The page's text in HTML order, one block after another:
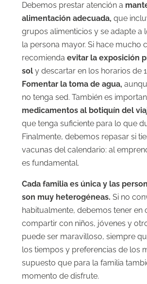
Debemos prestar atención a
alimentación adecuada, que
grupos alimenticios y se adapte a
la persona mayor. Si hace mucho
recomienda evitar la exposición
soly descartar en los horarios de
Fomentar la toma de agua,
no tenga sed. También es
medicamentos al botiquín del
que tenga suficiente para lo que
Finalmente, debemos repasar si
vacunas del calendario: al
es fundamental.
Cada familia es única y las
son muy heterogéneas. Si no
habitualmente, debemos tener en
compartir con niños, jóvenes y
puede ser maravilloso, siempre
los tiempos y preferencias de los
supuesto que para la familia
momento de disfrute.